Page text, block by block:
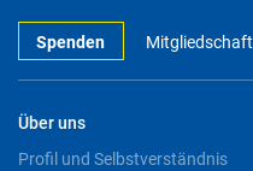
Spenden Mitgliedschaft
Über uns
Profil und Selbstverständnis